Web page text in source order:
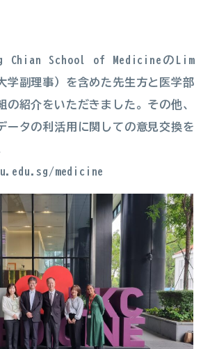
Chian School of MedicineのLim
学副理事）を含めた先生方と医学部
の紹介をいただきました。その他、
ータの利活用に関しての意見交換を
medicine